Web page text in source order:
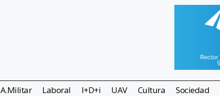
A.Militar Laboral I+D+i UAV Cultura Sociedad